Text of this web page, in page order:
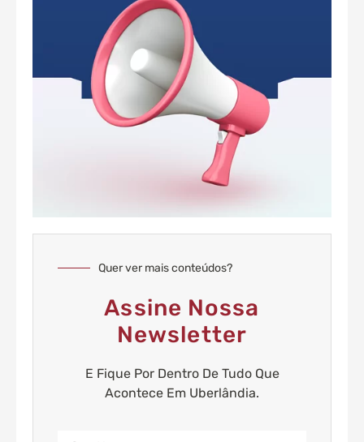
Quer ver mais conteúdos?
Assine Nossa
Newsletter
E Fique Por Dentro De Tudo Que
Acontece Em Uberlândia.